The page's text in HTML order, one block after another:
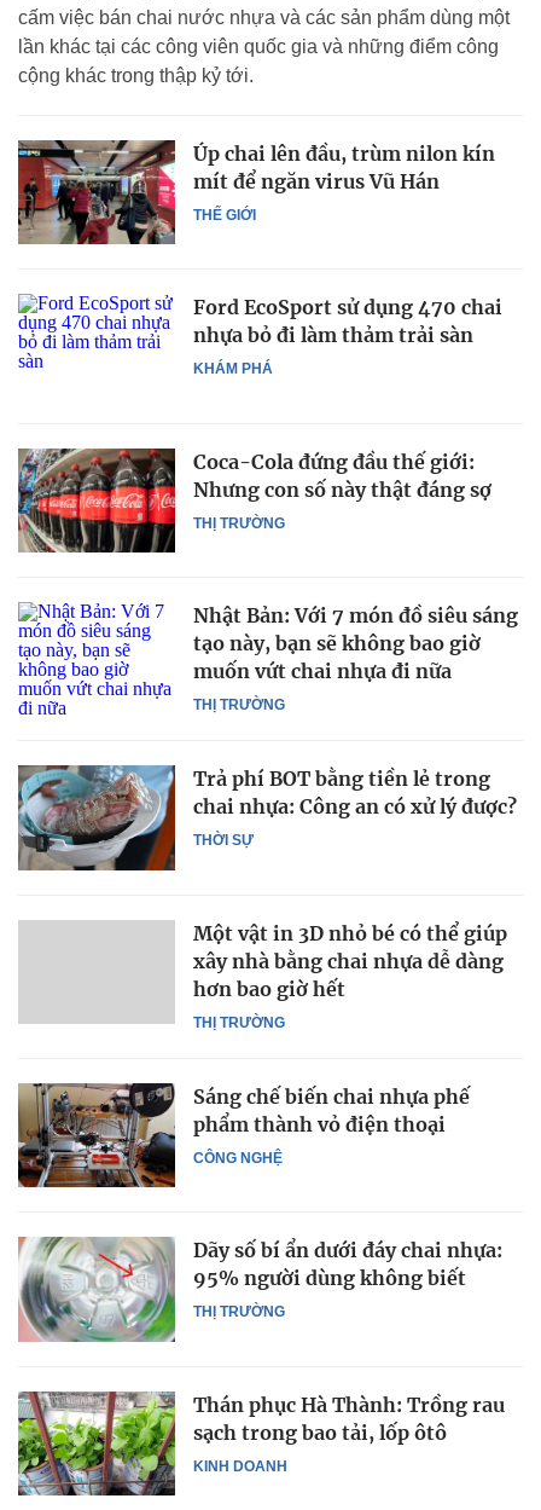
cấm việc bán chai nước nhựa và các sản phẩm dùng một
lần khác tại các công viên quốc gia và những điểm công
cộng khác trong thập kỷ tới.
THẾ GIỚI
Úp chai lên đầu, trùm nilon kín
mít để ngăn virus Vũ Hán
KHÁM PHÁ
Ford EcoSport sử dụng 470 chai
nhựa bỏ đi làm thảm trải sàn
THỊ TRƯỜNG
Coca-Cola đứng đầu thế giới:
Nhưng con số này thật đáng sợ
THỊ TRƯỜNG
Nhật Bản: Với 7 món đồ siêu sáng
tạo này, bạn sẽ không bao giờ
muốn vứt chai nhựa đi nữa
THỜI SỰ
Trả phí BOT bằng tiền lẻ trong
chai nhựa: Công an có xử lý được?
THỊ TRƯỜNG
Một vật in 3D nhỏ bé có thể giúp
xây nhà bằng chai nhựa dễ dàng
hơn bao giờ hết
CÔNG NGHỆ
Sáng chế biến chai nhựa phế
phẩm thành vỏ điện thoại
THỊ TRƯỜNG
Dãy số bí ẩn dưới đáy chai nhựa:
95% người dùng không biết
KINH DOANH
Thán phục Hà Thành: Trồng rau
sạch trong bao tải, lốp ôtô